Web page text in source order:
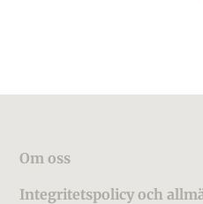
Footer
Om oss
Integritetspolicy och